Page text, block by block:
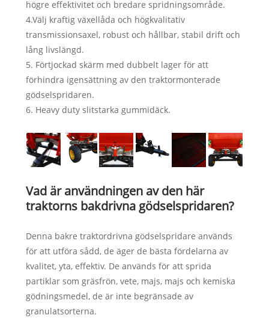
högre effektivitet och bredare spridningsområde.
4.Välj kraftig växellåda och högkvalitativ
transmissionsaxel, robust och hållbar, stabil drift och
lång livslängd.
5. Förtjockad skärm med dubbelt lager för att
förhindra igensättning av den traktormonterade
gödselspridaren.
6. Heavy duty slitstarka gummidäck.
Vad är användningen av den här
traktorns bakdrivna gödselspridaren?
Denna bakre traktordrivna gödselspridare används
för att utföra sådd, de äger de bästa fördelarna av
kvalitet, yta, effektiv. De används för att sprida
partiklar som gräsfrön, vete, majs, majs och kemiska
gödningsmedel, de är inte begränsade av
granulatsorterna.